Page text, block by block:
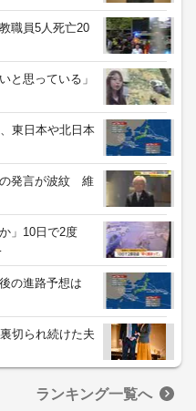
職員5人死亡20
と思っている」
東日本や北日本
の発言が波紋 維
」10日で2度
後の進路予想は
切られ続けた夫
ランキング一覧へ